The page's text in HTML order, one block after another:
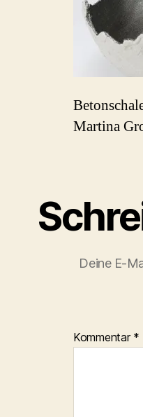
Martina
Deine E-
Kommentar *